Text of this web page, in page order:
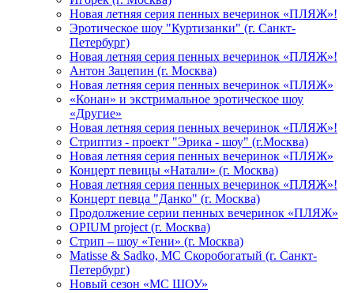
Новая летняя серия пенных вечеринок «ПЛЯЖ»!
Эротическое шоу "Куртизанки" (г. Санкт-
Петербург)
Новая летняя серия пенных вечеринок «ПЛЯЖ»!
Антон Зацепин (г. Москва)
Новая летняя серия пенных вечеринок «ПЛЯЖ»
«Конан» и экстримальное эротическое шоу
«Другие»
Новая летняя серия пенных вечеринок «ПЛЯЖ»!
Стриптиз - проект "Эрика - шоу" (г.Москва)
Новая летняя серия пенных вечеринок «ПЛЯЖ»
Концерт певицы «Натали» (г. Москва)
Новая летняя серия пенных вечеринок «ПЛЯЖ»!
Концерт певца "Данко" (г. Москва)
Продолжение серии пенных вечеринок «ПЛЯЖ»
OPIUM project (г. Москва)
Стрип – шоу «Тени» (г. Москва)
Matissе & Sadko, MC Скоробогатый (г. Санкт-
Петербург)
Новый сезон «МС ШОУ»